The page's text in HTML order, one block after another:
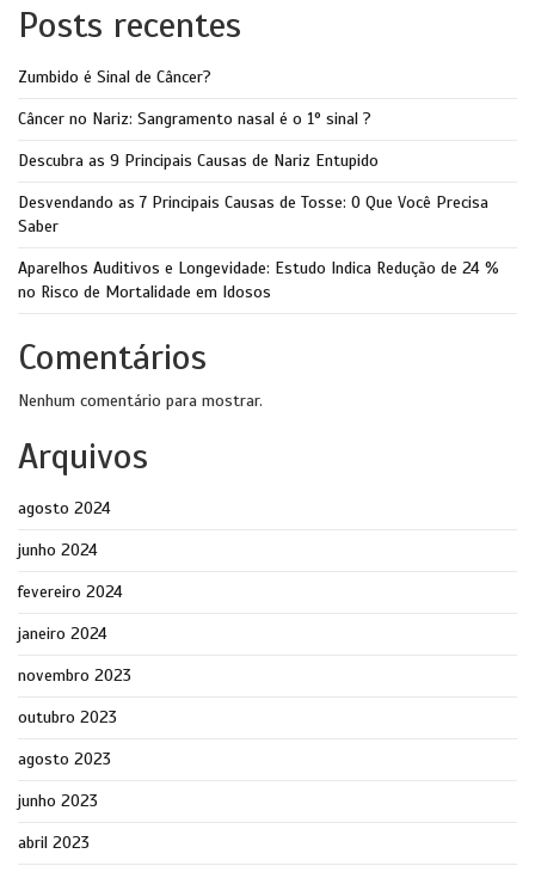
Posts recentes
Zumbido é Sinal de Câncer?
Câncer no Nariz: Sangramento nasal é o 1° sinal ?
Descubra as 9 Principais Causas de Nariz Entupido
Desvendando as 7 Principais Causas de Tosse: O Que Você Precisa
Saber
Aparelhos Auditivos e Longevidade: Estudo Indica Redução de 24 %
no Risco de Mortalidade em Idosos
Comentários
Nenhum comentário para mostrar.
Arquivos
agosto 2024
junho 2024
fevereiro 2024
janeiro 2024
novembro 2023
outubro 2023
agosto 2023
junho 2023
abril 2023